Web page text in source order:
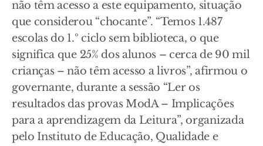
não têm acesso a este equipamento, situação
que considerou “chocante”. “Temos 1.487
escolas do 1.º ciclo sem biblioteca, o que
significa que 25% dos alunos – cerca de 90 mil
crianças – não têm acesso a livros”, afirmou o
governante, durante a sessão “Ler os
resultados das provas ModA – Implicações
para a aprendizagem da Leitura”, organizada
pelo Instituto de Educação, Qualidade e